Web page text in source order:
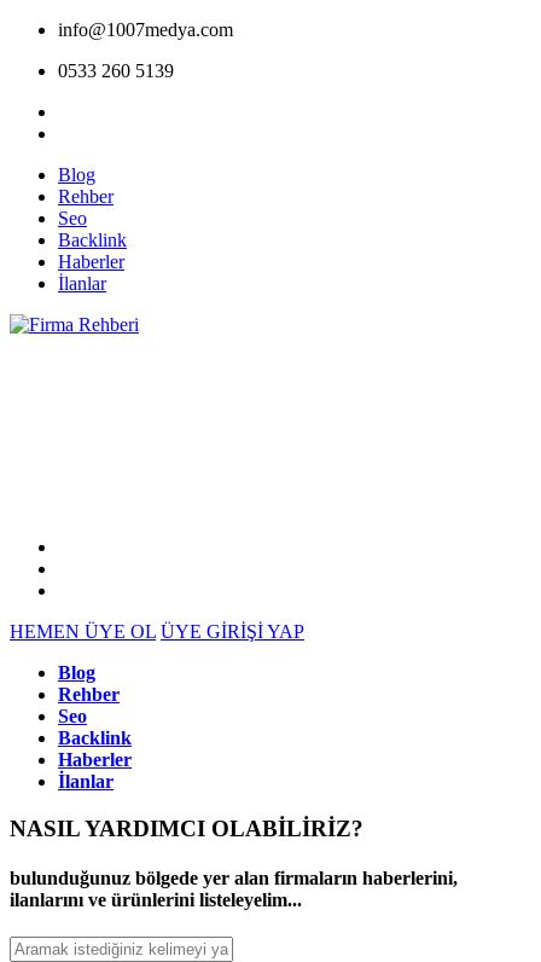
info@1007medya.com
0533 260 5139
Blog
Rehber
Seo
Backlink
Haberler
İlanlar
HEMEN ÜYE OL ÜYE GİRİŞİ YAP
Blog
Rehber
Seo
Backlink
Haberler
İlanlar
NASIL YARDIMCI OLABİLİRİZ?
bulunduğunuz bölgede yer alan firmaların haberlerini,
ilanlarını ve ürünlerini listeleyelim...